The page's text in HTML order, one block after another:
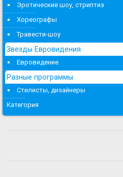
Эротические шоу, стриптиз
Хореографы
Травести-шоу
Звезды Евровидения
Евровидение
Разные программы
Стилисты, дизайнеры
Категория